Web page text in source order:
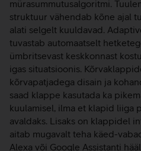
mürasummutusalgoritmi.
struktuur vähendab kõne ajal
alati selgelt kuuldavad.
tuvastab automaatselt
ümbritsevast keskkonnast
igas situatsioonis.
kõrvapatjadega disain ja
saad klappe kasutada ka
kuulamisel, ilma et klapid liiga
avaldaks. Lisaks on klappidel
aitab mugavalt teha käed-
Alexa või Google Assistanti